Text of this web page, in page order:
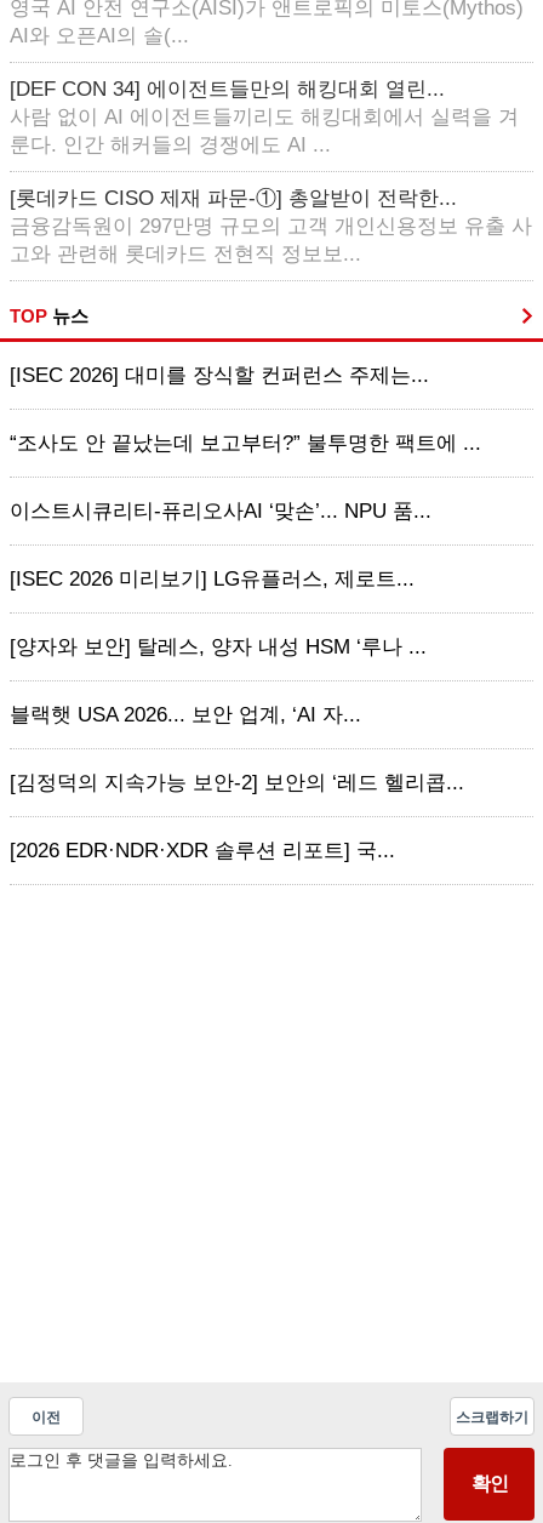
영국 AI 안전 연구소(AISI)가 앤트로픽의 미토스(Mythos)
AI와 오픈AI의 솔(...
[DEF CON 34] 에이전트들만의 해킹대회 열린...
사람 없이 AI 에이전트들끼리도 해킹대회에서 실력을 겨
룬다. 인간 해커들의 경쟁에도 AI ...
[롯데카드 CISO 제재 파문-①] 총알받이 전락한...
금융감독원이 297만명 규모의 고객 개인신용정보 유출 사
고와 관련해 롯데카드 전현직 정보보...
TOP 뉴스
[ISEC 2026] 대미를 장식할 컨퍼런스 주제는...
“조사도 안 끝났는데 보고부터?” 불투명한 팩트에 ...
이스트시큐리티-퓨리오사AI ‘맞손’... NPU 품...
[ISEC 2026 미리보기] LG유플러스, 제로트...
[양자와 보안] 탈레스, 양자 내성 HSM ‘루나 ...
블랙햇 USA 2026... 보안 업계, ‘AI 자...
[김정덕의 지속가능 보안-2] 보안의 ‘레드 헬리콥...
[2026 EDR·NDR·XDR 솔루션 리포트] 국...
이전 스크랩하기